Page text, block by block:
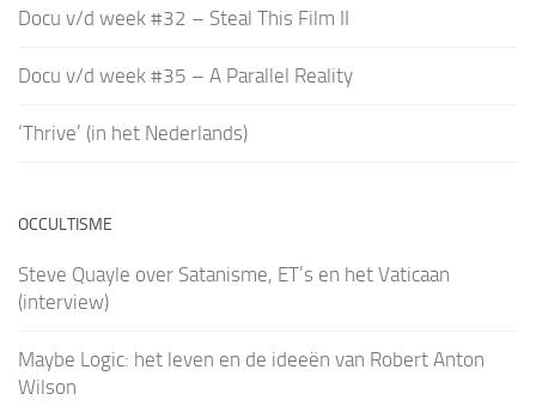
Docu v/d week #32 – Steal This Film II
Docu v/d week #35 – A Parallel Reality
‘Thrive’ (in het Nederlands)
OCCULTISME
Steve Quayle over Satanisme, ET’s en het Vaticaan
(interview)
Maybe Logic: het leven en de ideeën van Robert Anton
Wilson